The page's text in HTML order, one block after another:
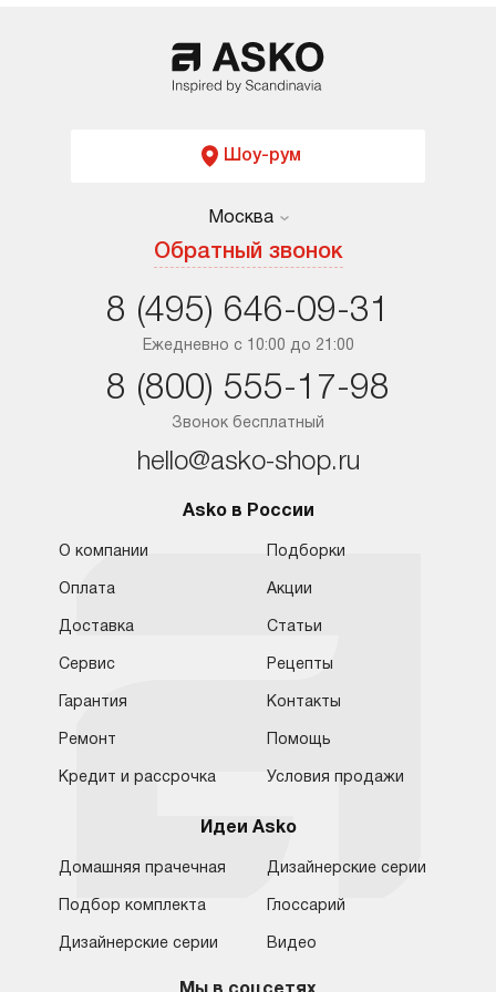
Москва
Москва
8 (800) 555-17-98 8 (495) 646-09-31
Шоу-рум
Москва
Обратный звонок
Москва
Ростов-на-Дону
Ежедневно с 10:00 до 21:00
8 (495) 646-09-31
Звонок бесплатный
8 (800) 555-17-98
hello@asko-shop.ru
Asko в России
О компании
Оплата
Доставка
Сервис
Гарантия
Ремонт
Кредит и рассрочка
Подборки
Акции
Статьи
Рецепты
Контакты
Помощь
Условия продажи
Идеи Asko
Домашняя прачечная
Подбор комплекта
Дизайнерские серии
Дизайнерские серии
Глоссарий
Видео